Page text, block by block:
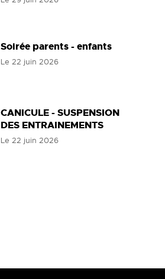
Soirée parents - enfants
Le 22 juin 2026
CANICULE - SUSPENSION
DES ENTRAINEMENTS
Le 22 juin 2026